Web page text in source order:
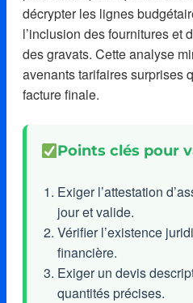
décrypter les lignes
l’inclusion des fournitures et
des gravats. Cette analyse
avenants tarifaires surprises
facture finale.
Points clés pour
Exiger l’attestation
jour et valide.
Vérifier l’existence
financière.
Exiger un devis
quantités précises.